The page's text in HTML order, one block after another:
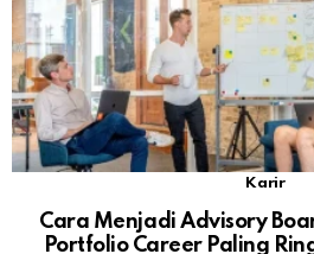
Karir
Cara Menjadi Advisory
Portfolio Career Paling